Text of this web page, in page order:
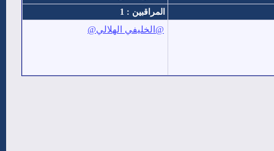
المراقبين : 1
@الخليفي الهلالي@